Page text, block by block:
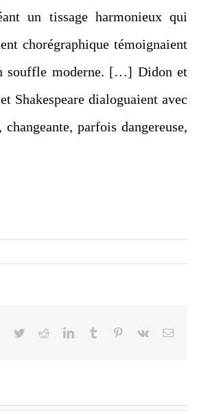
un tissage harmonieux qui
chorégraphique témoignaient
souffle moderne. […] Didon et
Shakespeare dialoguaient avec
parfois dangereuse,
Facebook
TwitterRedditLinkedInTumblr Pinterest
Vk Email